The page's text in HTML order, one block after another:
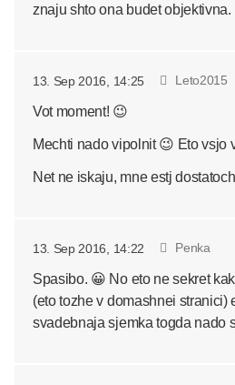
znaju shto ona budet objektivna.
13. Sep 2016, 14:25 Leto2015
Vot moment! 😉
Mechti nado vipolnit 😉 Eto vsjo
Net ne iskaju, mne estj
13. Sep 2016, 14:22 Penka
Spasibo. 😀 No eto ne sekret
(eto tozhe v domashnei stranici)
svadebnaja sjemka togda nado